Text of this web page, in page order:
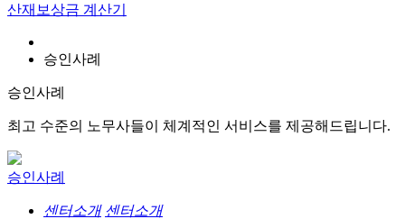
산재보상금 계산기
승인사례
승인사례
최고 수준의 노무사들이 체계적인 서비스를 제공해드립니다.
승인사례
센터소개 센터소개